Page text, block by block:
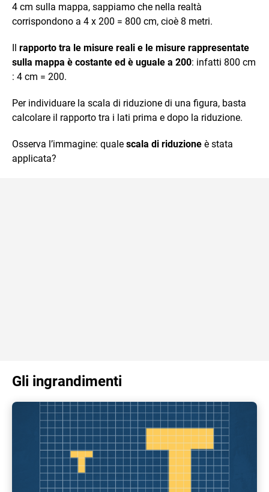
4 cm sulla mappa, sappiamo che nella realtà
corrispondono a 4 x 200 = 800 cm, cioè 8 metri.
Il rapporto tra le misure reali e le misure rappresentate
sulla mappa è costante ed è uguale a 200: infatti 800 cm
: 4 cm = 200.
Per individuare la scala di riduzione di una figura, basta
calcolare il rapporto tra i lati prima e dopo la riduzione.
Osserva l’immagine: quale scala di riduzione è stata
applicata?
Gli ingrandimenti